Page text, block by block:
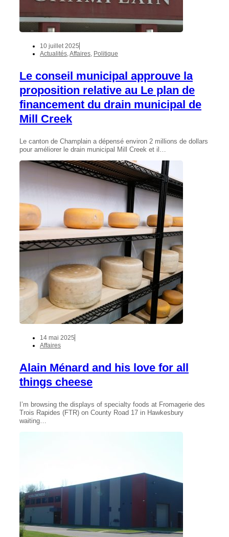
10 juillet 2025
Actualités Affaires Politique
Le conseil municipal approuve la
proposition relative au Le plan de
financement du drain municipal de
Mill Creek
Le canton de Champlain a dépensé environ 2 millions de dollars
pour améliorer le drain municipal Mill Creek et il…
14 mai 2025
Affaires
Alain Ménard and his love for all
things cheese
I’m browsing the displays of specialty foods at Fromagerie des
Trois Rapides (FTR) on County Road 17 in Hawkesbury
waiting…